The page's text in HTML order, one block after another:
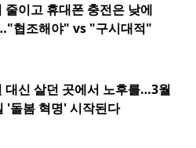
줄이고 휴대폰 충전은 낮에
협조해야" vs "구시대적"
대신 살던 곳에서 노후를…3월
'돌봄 혁명' 시작된다